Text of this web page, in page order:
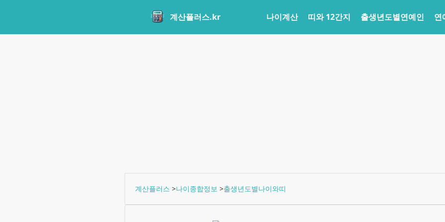
계산플러스.kr 나이계산 띠와 12간지 출생년도별연예인 연
계산플러스 >나이종합정보 >출생년도별나이와띠